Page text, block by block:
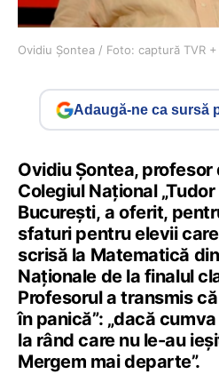
Ovidiu Șontea / Foto: captură TVR +
Adaugă-ne ca sursă
Ovidiu Șontea,
Colegiul Național
București, a oferit,
sfaturi pentru elevii
scrisă la Matematică
Naționale de la finalul
Profesorul a transmis
în panică”: „dacă
la rând care nu le-au
Mergem mai departe”.